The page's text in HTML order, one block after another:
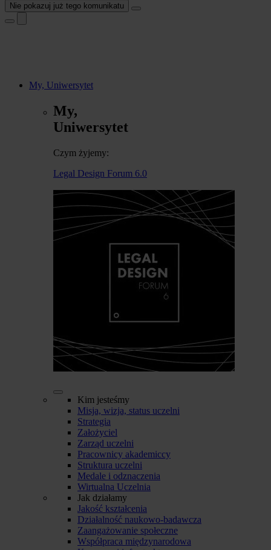
Nie pokazuj już tego komunikatu
My, Uniwersytet
My,
Uniwersytet
Czym żyjemy:
Legal Design Forum 6.0
Kim jesteśmy
Misja, wizja, status uczelni
Strategia
Założyciel
Zarząd uczelni
Pracownicy akademiccy
Struktura uczelni
Medale i odznaczenia
Wirtualna Uczelnia
Jak działamy
Jakość kształcenia
Działalność naukowo-badawcza
Zaangażowanie społeczne
Współpraca międzynarodowa